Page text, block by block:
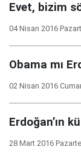
Evet, bizim
04 Nisan 2016
Obama mı
02 Nisan 2016
Erdoğan’ın
28 Mart 2016